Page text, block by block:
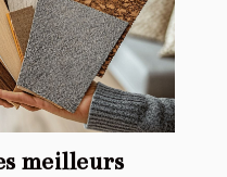
meilleurs